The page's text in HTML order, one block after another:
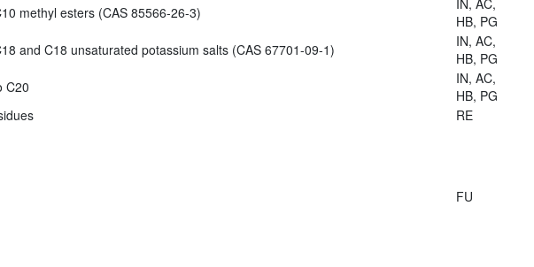
methyl esters (CAS 85566-26-3)
HB, PG
and C18 unsaturated potassium salts (CAS 67701-09-1)
IN, AC,
HB, PG
C20
IN, AC,
HB, PG
RE
FU